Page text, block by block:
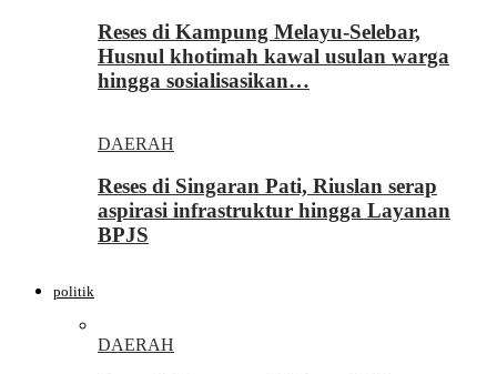
Reses di Kampung Melayu-Selebar,
Husnul khotimah kawal usulan warga
hingga sosialisasikan…
DAERAH
Reses di Singaran Pati, Riuslan serap
aspirasi infrastruktur hingga Layanan
BPJS
politik
DAERAH